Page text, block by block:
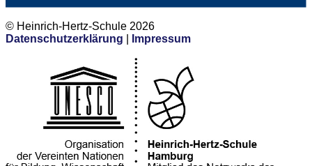
© Heinrich-Hertz-Schule 2026
Datenschutzerklärung
Impressum